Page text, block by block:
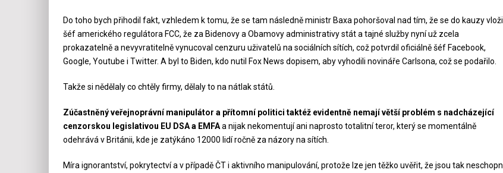
Do toho bych přihodil fakt, vzhledem k tomu, že se tam následně ministr Baxa pohoršoval nad tím, že se do kauzy vložil
šéf amerického regulátora FCC, že za Bidenovy a Obamovy administrativy stát a tajné služby nyní už zcela
prokazatelně a nevyvratitelně vynucoval cenzuru uživatelů na sociálních sítích, což potvrdil oficiálně šéf Facebook,
Google, Youtube i Twitter. A byl to Biden, kdo nutil Fox News dopisem, aby vyhodili novináře Carlsona, což se podařilo.
Takže si nědělaly co chtěly firmy, dělaly to na nátlak států.
Zúčastněný veřejnoprávní manipulátor a přítomní politici taktéž evidentně nemají větší problém s nadcházející
cenzorskou legislativou EU DSA a EMFAa nijak nekomentují ani naprosto totalitní teror, který se momentálně
odehrává v Británii, kde je zatýkáno 12000 lidí ročně za názory na sítích.
Míra ignorantství, pokrytectví a v případě ČT i aktivního manipulování, protože lze jen těžko uvěřit, že jsou tak